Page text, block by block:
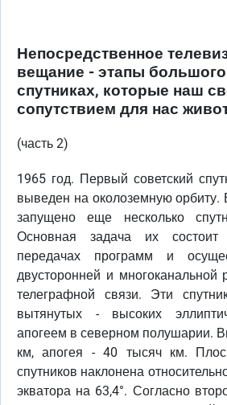
Непосредственное
вещание - этапы
спутниках, которые наш
сопутствием для нас
(часть 2)
1965 год. Первый советский
выведен на околоземную орбиту.
запущено еще несколько
Основная задача их состоит
передачах программ и
двусторонней и многоканальной
телеграфной связи. Эти
вытянутых - высоких
апогеем в северном полушарии.
км, апогея - 40 тысяч км.
спутников наклонена
экватора на 63,4°. Согласно